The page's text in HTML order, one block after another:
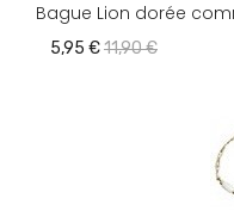
Bague Lion dorée
5,95 €11,90 €